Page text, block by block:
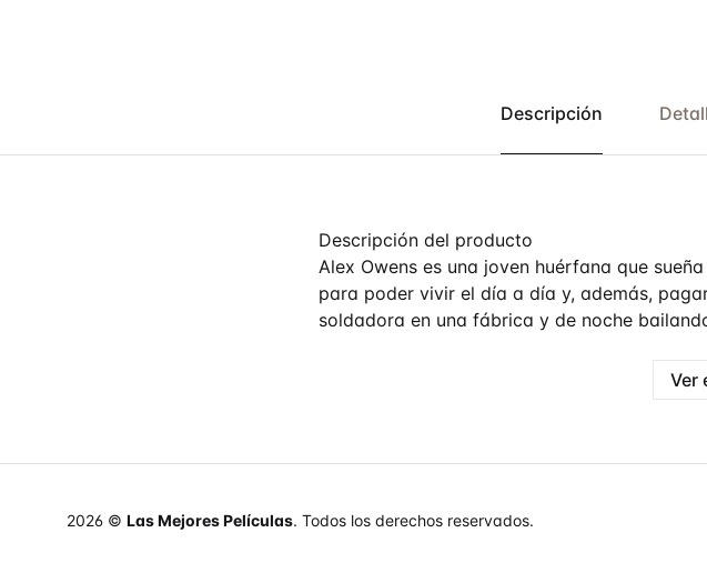
Descripción
Descripción del producto
Alex Owens es una joven huérfana que
para poder vivir el día a día y, además,
soldadora en una fábrica y de noche
Ver
2026 © Las Mejores Películas. Todos los derechos reservados.